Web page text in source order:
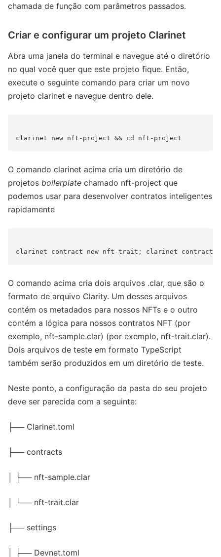
chamada de função com parâmetros passados.
Criar e configurar um projeto Clarinet
Abra uma janela do terminal e navegue até o diretório
no qual você quer que este projeto fique. Então,
execute o seguinte comando para criar um novo
projeto clarinet e navegue dentro dele.
O comando clarinet acima cria um diretório de
projetos boilerplate chamado nft-project que
podemos usar para desenvolver contratos inteligentes
rapidamente
O comando acima cria dois arquivos .clar, que são o
formato de arquivo Clarity. Um desses arquivos
contém os metadados para nossos NFTs e o outro
contém a lógica para nossos contratos NFT (por
exemplo, nft-sample.clar) (por exemplo, nft-trait.clar).
Dois arquivos de teste em formato TypeScript
também serão produzidos em um diretório de teste.
Neste ponto, a configuração da pasta do seu projeto
deve ser parecida com a seguinte:
├── Clarinet.toml
├── contracts
│ ├── nft-sample.clar
│ └── nft-trait.clar
├── settings
│ ├── Devnet.toml